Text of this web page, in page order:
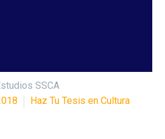
SSCA
Haz Tu Tesis en Cultura